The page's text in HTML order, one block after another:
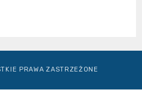
PRAWA ZASTRZEŻONE